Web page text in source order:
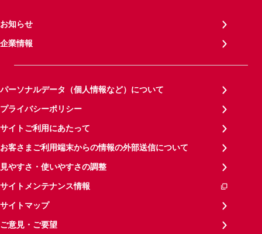
お知らせ
企業情報
パーソナルデータ（個人情報など）について
プライバシーポリシー
サイトご利用にあたって
お客さまご利用端末からの情報の外部送信について
見やすさ・使いやすさの調整
サイトメンテナンス情報
サイトマップ
ご意見・ご要望